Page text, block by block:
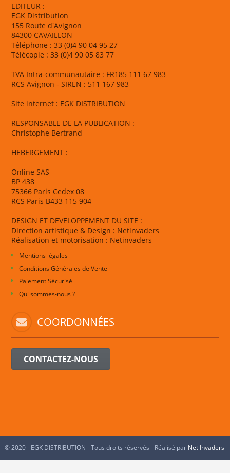
EDITEUR :
EGK Distribution
155 Route d'Avignon
84300 CAVAILLON
Téléphone : 33 (0)4 90 04 95 27
Télécopie : 33 (0)4 90 05 83 77
TVA Intra-communautaire : FR185 111 67 983
RCS Avignon - SIREN : 511 167 983
Site internet : EGK DISTRIBUTION
RESPONSABLE DE LA PUBLICATION :
Christophe Bertrand
HEBERGEMENT :
Online SAS
BP 438
75366 Paris Cedex 08
RCS Paris B433 115 904
DESIGN ET DEVELOPPEMENT DU SITE :
Direction artistique & Design : Netinvaders
Réalisation et motorisation : Netinvaders
Mentions légales
Conditions Générales de Vente
Paiement Sécurisé
Qui sommes-nous ?
COORDONNÉES
CONTACTEZ-NOUS
© 2020 - EGK DISTRIBUTION - Tous droits réservés - Réalisé par Net Invaders